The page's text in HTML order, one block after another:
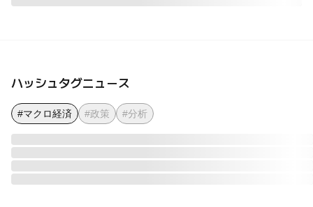
ハッシュタグニュース
#マクロ経済 #政策 #分析